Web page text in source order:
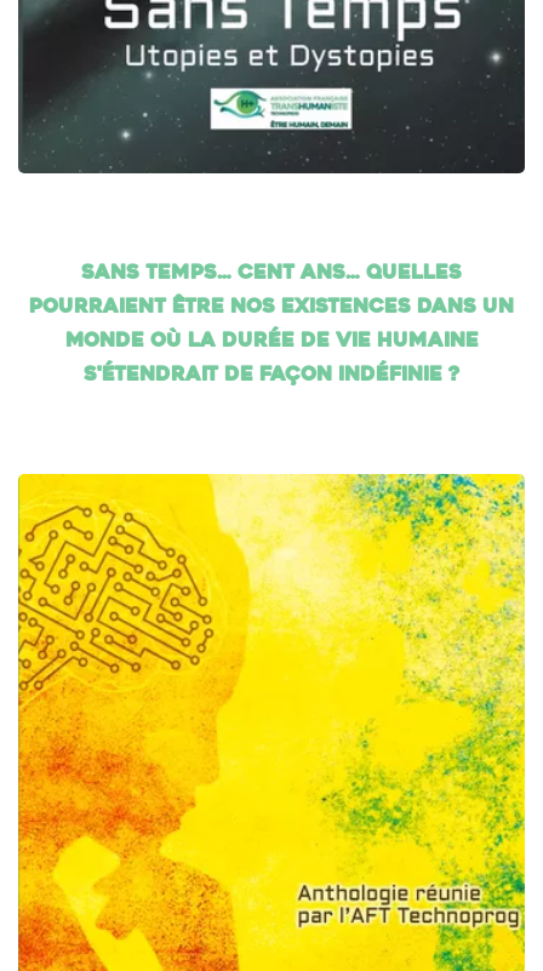
Sans temps… cent ans… Quelles
pourraient être nos existences dans un
monde où la durée de vie humaine
s'étendrait de façon indéfinie ?